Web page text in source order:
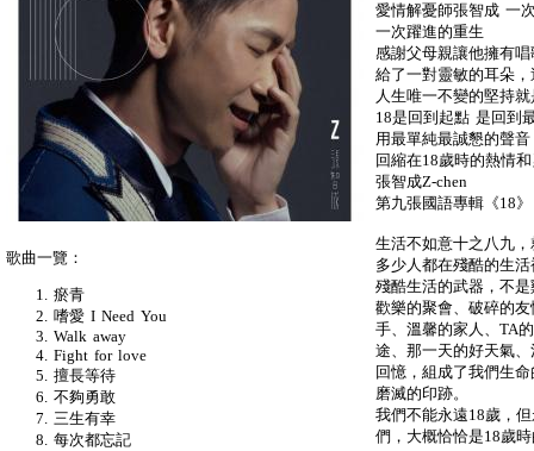
愛情解憂師張智成 一
一次躍進的重生
感謝父母親讓他擁有
給了一對靈敏的耳朵
人生唯一不變的堅持
18是回到起點 是回到
用最單純最誠懇的聲
回縮在18歲時的熱情
張智成Z-chen
第九張國語專輯《18》
生活不如意十之八九
多少人都在殘酷的生
殘酷生活的武器，不
歡樂的聚會、破碎的
手、溫馨的家人、TA
途、那一天的好天氣
回憶，組成了我們生
磨滅的印跡。
我們不能永遠18歲，
們，大概恰恰是18歲
歌曲一覽：
瘀青
嗜愛 I Need You
Walk away
Fight for love
擅長等待
不夠勇敢
三生有幸
每次都忘記